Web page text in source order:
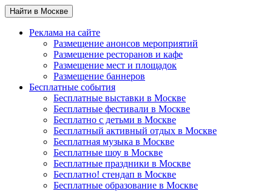
Найти в Москве
Реклама на сайте
Размещение анонсов мероприятий
Размещение ресторанов и кафе
Размещение мест и площадок
Размещение баннеров
Бесплатные события
Бесплатные выставки в Москве
Бесплатные фестивали в Москве
Бесплатно с детьми в Москве
Бесплатный активный отдых в Москве
Бесплатная музыка в Москве
Бесплатные шоу в Москве
Бесплатные праздники в Москве
Бесплатно! стендап в Москве
Бесплатные образование в Москве